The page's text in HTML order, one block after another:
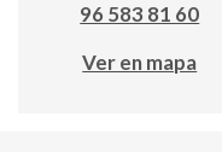
96 583 81 60
Ver en mapa